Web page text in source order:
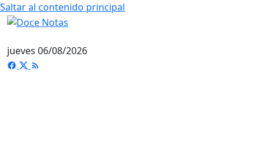
Saltar al contenido principal
jueves 06/08/2026